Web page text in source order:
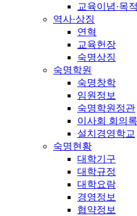
교육이념·목
역사·상징
연혁
교육헌장
숙명상징
숙명학원
숙명창학
임원정보
숙명학원정관
이사회 회의록
설치경영학교
숙명현황
대학기구
대학규정
대학요람
경영정보
협약정보